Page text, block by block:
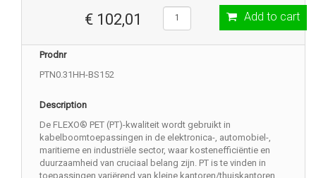
€ 102,01 Add to cart
Prodnr
PTN0.31HH-BS152
Description
De FLEXO® PET (PT)-kwaliteit wordt gebruikt in
kabelboomtoepassingen in de elektronica-, automobiel-,
maritieme en industriële sector, waar kostenefficiëntie en
duurzaamheid van cruciaal belang zijn. PT is te vinden in
toepassingen variërend van kleine kantoren/thuiskantoren